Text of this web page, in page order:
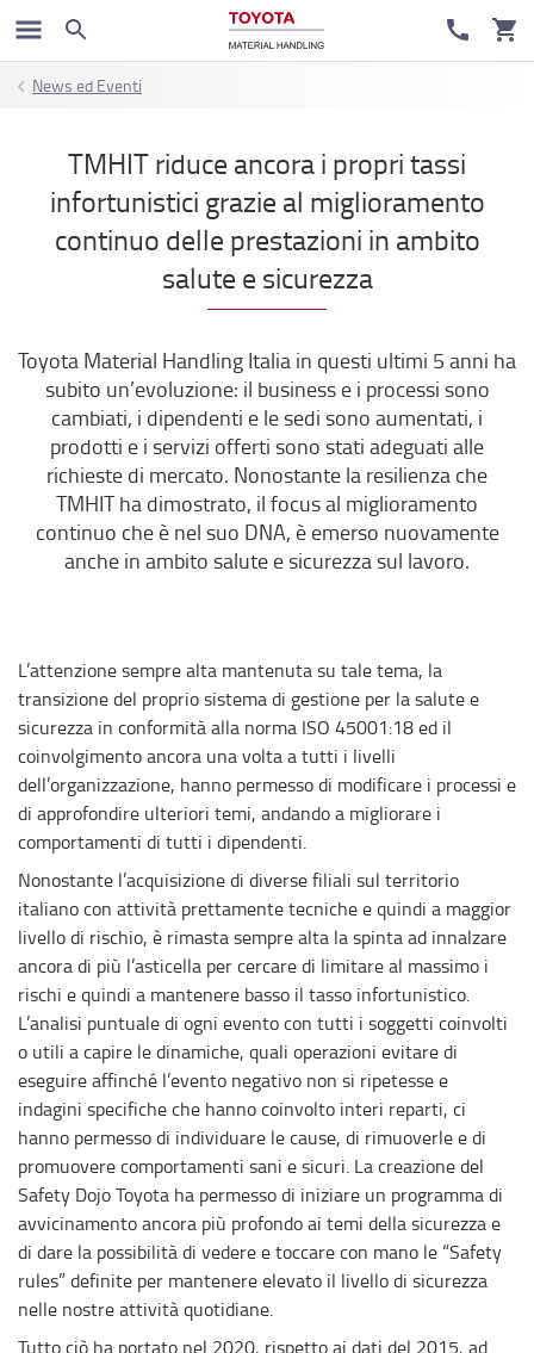
News ed Eventi
TMHIT riduce ancora i propri tassi
infortunistici grazie al miglioramento
continuo delle prestazioni in ambito
salute e sicurezza
Toyota Material Handling Italia in questi ultimi 5 anni ha
subito un’evoluzione: il business e i processi sono
cambiati, i dipendenti e le sedi sono aumentati, i
prodotti e i servizi offerti sono stati adeguati alle
richieste di mercato. Nonostante la resilienza che
TMHIT ha dimostrato, il focus al miglioramento
continuo che è nel suo DNA, è emerso nuovamente
anche in ambito salute e sicurezza sul lavoro.
L’attenzione sempre alta mantenuta su tale tema, la
transizione del proprio sistema di gestione per la salute e
sicurezza in conformità alla norma ISO 45001:18 ed il
coinvolgimento ancora una volta a tutti i livelli
dell’organizzazione, hanno permesso di modificare i processi e
di approfondire ulteriori temi, andando a migliorare i
comportamenti di tutti i dipendenti.
Nonostante l’acquisizione di diverse filiali sul territorio
italiano con attività prettamente tecniche e quindi a maggior
livello di rischio, è rimasta sempre alta la spinta ad innalzare
ancora di più l’asticella per cercare di limitare al massimo i
rischi e quindi a mantenere basso il tasso infortunistico.
L’analisi puntuale di ogni evento con tutti i soggetti coinvolti
o utili a capire le dinamiche, quali operazioni evitare di
eseguire affinché l’evento negativo non si ripetesse e
indagini specifiche che hanno coinvolto interi reparti, ci
hanno permesso di individuare le cause, di rimuoverle e di
promuovere comportamenti sani e sicuri. La creazione del
Safety Dojo Toyota ha permesso di iniziare un programma di
avvicinamento ancora più profondo ai temi della sicurezza e
di dare la possibilità di vedere e toccare con mano le “Safety
rules” definite per mantenere elevato il livello di sicurezza
nelle nostre attività quotidiane.
Tutto ciò ha portato nel 2020, rispetto ai dati del 2015, ad